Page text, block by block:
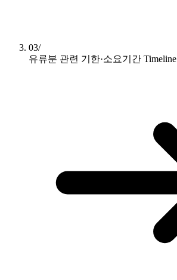
03/
유류분 관련 기한·소요기간 Timeline